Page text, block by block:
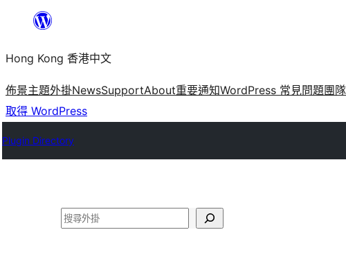
主
要
內
容
Hong Kong 香港中文
佈景主題外掛NewsSupportAbout重要通知WordPress 常見問題團隊
取得 WordPress
Plugin Directory
搜